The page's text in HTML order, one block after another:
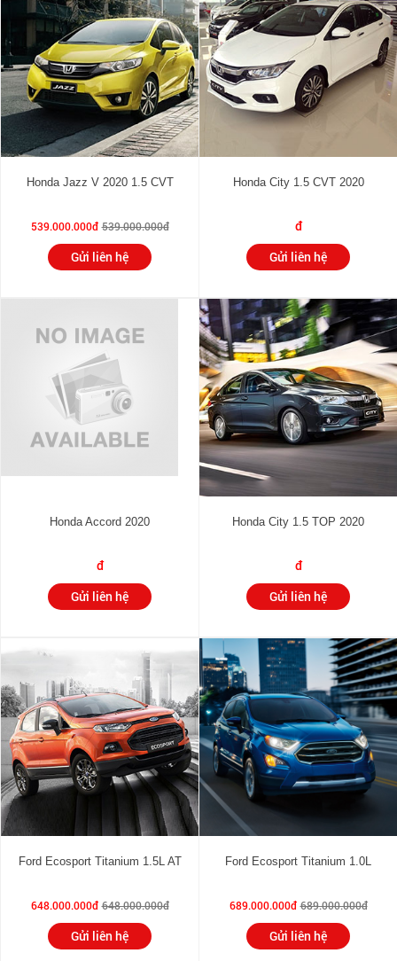
Honda Jazz V 2020 1.5 CVT
539.000.000đ 539.000.000đ
Gửi liên hệ
Honda City 1.5 CVT 2020
đ
Gửi liên hệ
Honda Accord 2020
đ
Gửi liên hệ
Honda City 1.5 TOP 2020
đ
Gửi liên hệ
Ford Ecosport Titanium 1.5L AT
648.000.000đ 648.000.000đ
Gửi liên hệ
Ford Ecosport Titanium 1.0L
689.000.000đ 689.000.000đ
Gửi liên hệ